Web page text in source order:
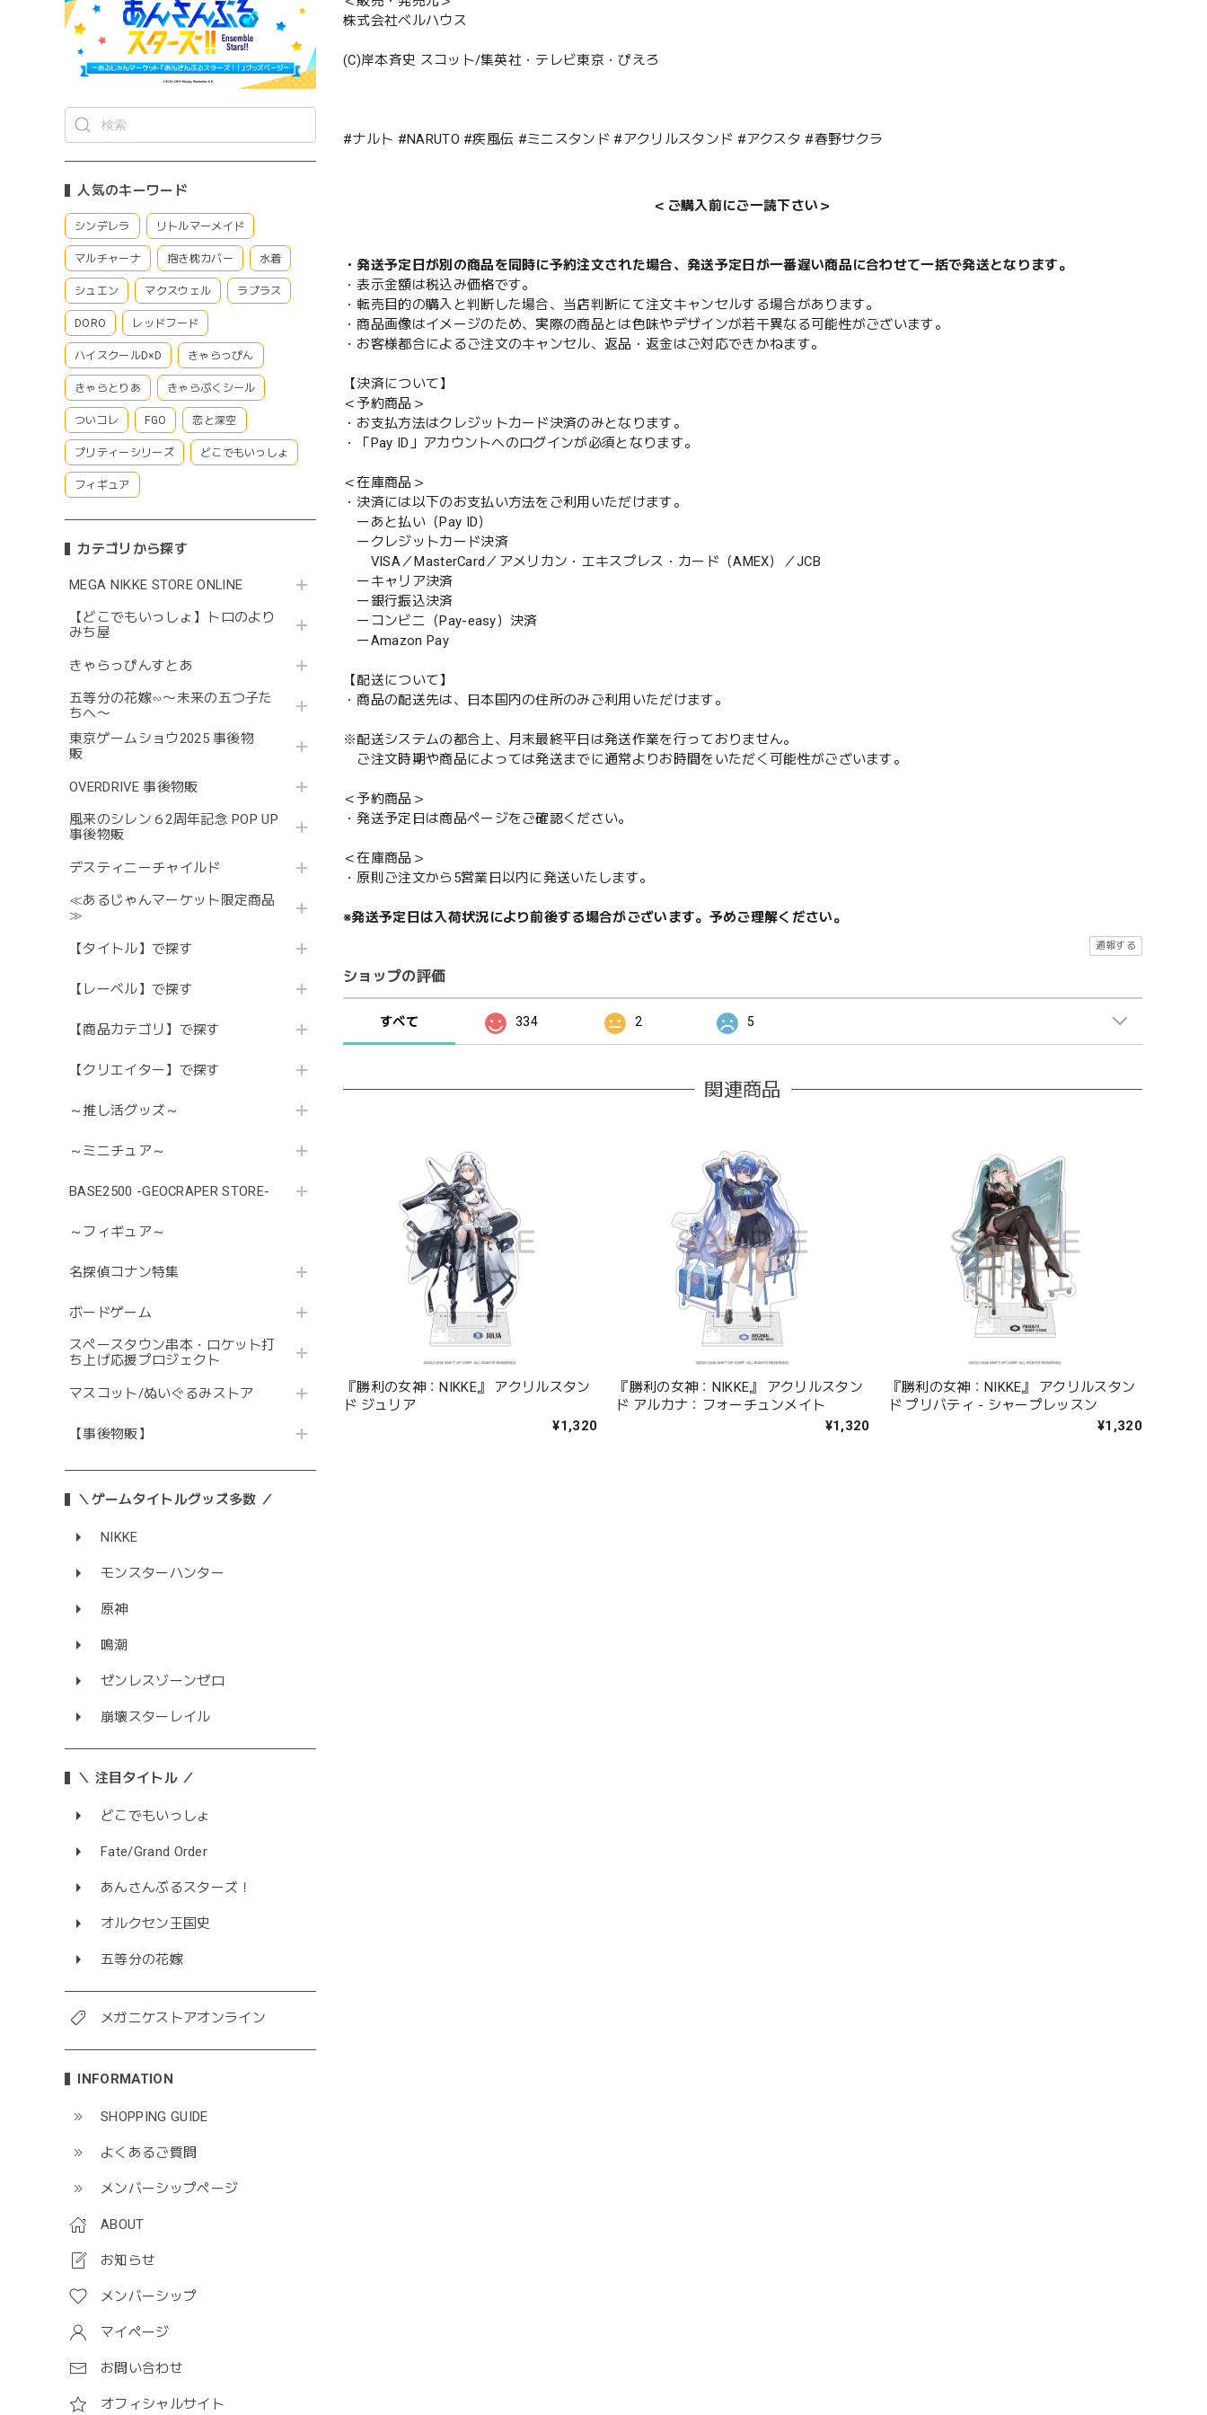
人気のキーワード
シンデレラ リトルマーメイド
マルチャーナ 抱き枕カバー 水着
シュエン マクスウェル ラプラス
DORO レッドフード
ハイスクールD×D きゃらっぴん
きゃらとりあ きゃらぷくシール
ついコレ FGO 恋と深空
プリティーシリーズ どこでもいっしょ
フィギュア
カテゴリから探す
MEGA NIKKE STORE ONLINE
【どこでもいっしょ】トロのより
みち屋
きゃらっぴんすとあ
五等分の花嫁∽〜未来の五つ子た
ちへ〜
東京ゲームショウ2025 事後物
販
OVERDRIVE 事後物販
風来のシレン６2周年記念 POP UP
事後物販
デスティニーチャイルド
≪あるじゃんマーケット限定商品
≫
【タイトル】で探す
【レーベル】で探す
【商品カテゴリ】で探す
【クリエイター】で探す
～推し活グッズ～
～ミニチュア～
BASE2500 -GEOCRAPER STORE-
～フィギュア～
名探偵コナン特集
ボードゲーム
スペースタウン串本・ロケット打
ち上げ応援プロジェクト
マスコット/ぬいぐるみストア
【事後物販】
＼ゲームタイトルグッズ多数 ／
NIKKE
モンスターハンター
原神
鳴潮
ゼンレスゾーンゼロ
崩壊スターレイル
＼ 注目タイトル ／
どこでもいっしょ
Fate/Grand Order
あんさんぶるスターズ！
オルクセン王国史
五等分の花嫁
メガニケストアオンライン
INFORMATION
SHOPPING GUIDE
よくあるご質問
メンバーシップページ
ABOUT
お知らせ
メンバーシップ
マイページ
お問い合わせ
オフィシャルサイト
株式会社ベルハウス
(C)岸本斉史 スコット/集英社・テレビ東京・ぴえろ
#ナルト #NARUTO #疾風伝 #ミニスタンド #アクリルスタンド #アクスタ #春野サクラ
＜ご購入前にご一読下さい＞
・発送予定日が別の商品を同時に予約注文された場合、発送予定日が一番遅い商品に合わせて一括で発送となります。
・表示金額は税込み価格です。
・転売目的の購入と判断した場合、当店判断にて注文キャンセルする場合があります。
・商品画像はイメージのため、実際の商品とは色味やデザインが若干異なる可能性がございます。
・お客様都合によるご注文のキャンセル、返品・返金はご対応できかねます。
【決済について】
＜予約商品＞
・お支払方法はクレジットカード決済のみとなります。
・「Pay ID」アカウントへのログインが必須となります。
＜在庫商品＞
・決済には以下のお支払い方法をご利用いただけます。
ーあと払い（Pay ID）
ークレジットカード決済
VISA／MasterCard／アメリカン・エキスプレス・カード（AMEX）／JCB
ーキャリア決済
ー銀行振込決済
ーコンビニ（Pay-easy）決済
ーAmazon Pay
【配送について】
・商品の配送先は、日本国内の住所のみご利用いただけます。
※配送システムの都合上、月末最終平日は発送作業を行っておりません。
ご注文時期や商品によっては発送までに通常よりお時間をいただく可能性がございます。
＜予約商品＞
・発送予定日は商品ページをご確認ください。
＜在庫商品＞
・原則ご注文から5営業日以内に発送いたします。
※発送予定日は入荷状況により前後する場合がございます。予めご理解ください。
通報する
ショップの評価
すべて 334 2 5
関連商品
『勝利の女神：NIKKE』 アクリルスタン
ド ジュリア
¥1,320
『勝利の女神：NIKKE』 アクリルスタン
ド アルカナ：フォーチュンメイト
¥1,320
『勝利の女神：NIKKE』 アクリルスタン
ド プリバティ - シャープレッスン
¥1,320